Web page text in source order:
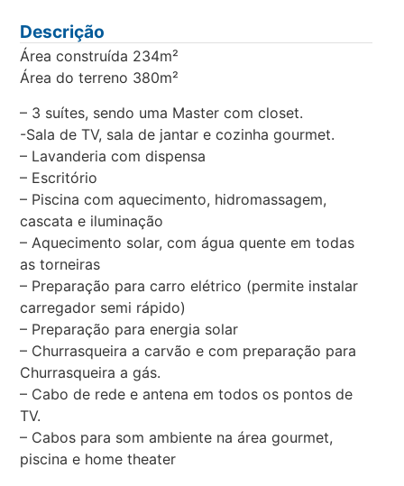
Descrição
Área construída 234m²
Área do terreno 380m²
– 3 suítes, sendo uma Master com closet.
-Sala de TV, sala de jantar e cozinha gourmet.
– Lavanderia com dispensa
– Escritório
– Piscina com aquecimento, hidromassagem,
cascata e iluminação
– Aquecimento solar, com água quente em todas
as torneiras
– Preparação para carro elétrico (permite instalar
carregador semi rápido)
– Preparação para energia solar
– Churrasqueira a carvão e com preparação para
Churrasqueira a gás.
– Cabo de rede e antena em todos os pontos de
TV.
– Cabos para som ambiente na área gourmet,
piscina e home theater